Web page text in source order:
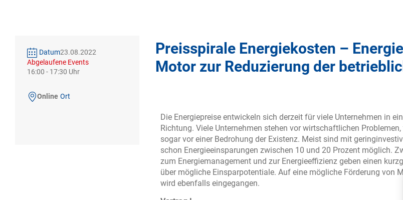
Datum23.08.2022
Abgelaufene Events
16:00 - 17:30
Ort
Online
Preisspirale Energiekosten –
Motor zur Reduzierung der
Die Energiepreise entwickeln sich derzeit für viele Unternehmen in
Richtung. Viele Unternehmen stehen vor wirtschaftlichen
sogar vor einer Bedrohung der Existenz. Meist sind mit
schon Energieeinsparungen zwischen 10 und 20 Prozent möglich.
zum Energiemanagement und zur Energieeffizienz geben einen
über mögliche Einsparpotentiale. Auf eine mögliche Förderung von
wird ebenfalls eingegangen.